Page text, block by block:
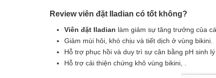
Review viên đặt Iladian có tốt không?
Viên đặt Iladian làm giảm sự tăng trưởng của
Giảm mùi hôi, khó chịu và tiết dịch ở vùng bikini.
Hỗ trợ phục hồi và duy trì sự cân bằng pH sinh
Hỗ trợ cải thiện chứng khô vùng bikini, .